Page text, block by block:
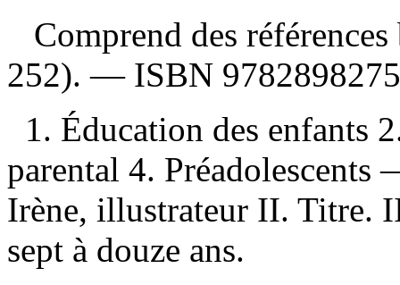
Comprend des
252). — ISBN
1. Éducation des enfants
parental 4.
Irène, illustrateur II. Titre.
sept à douze ans.